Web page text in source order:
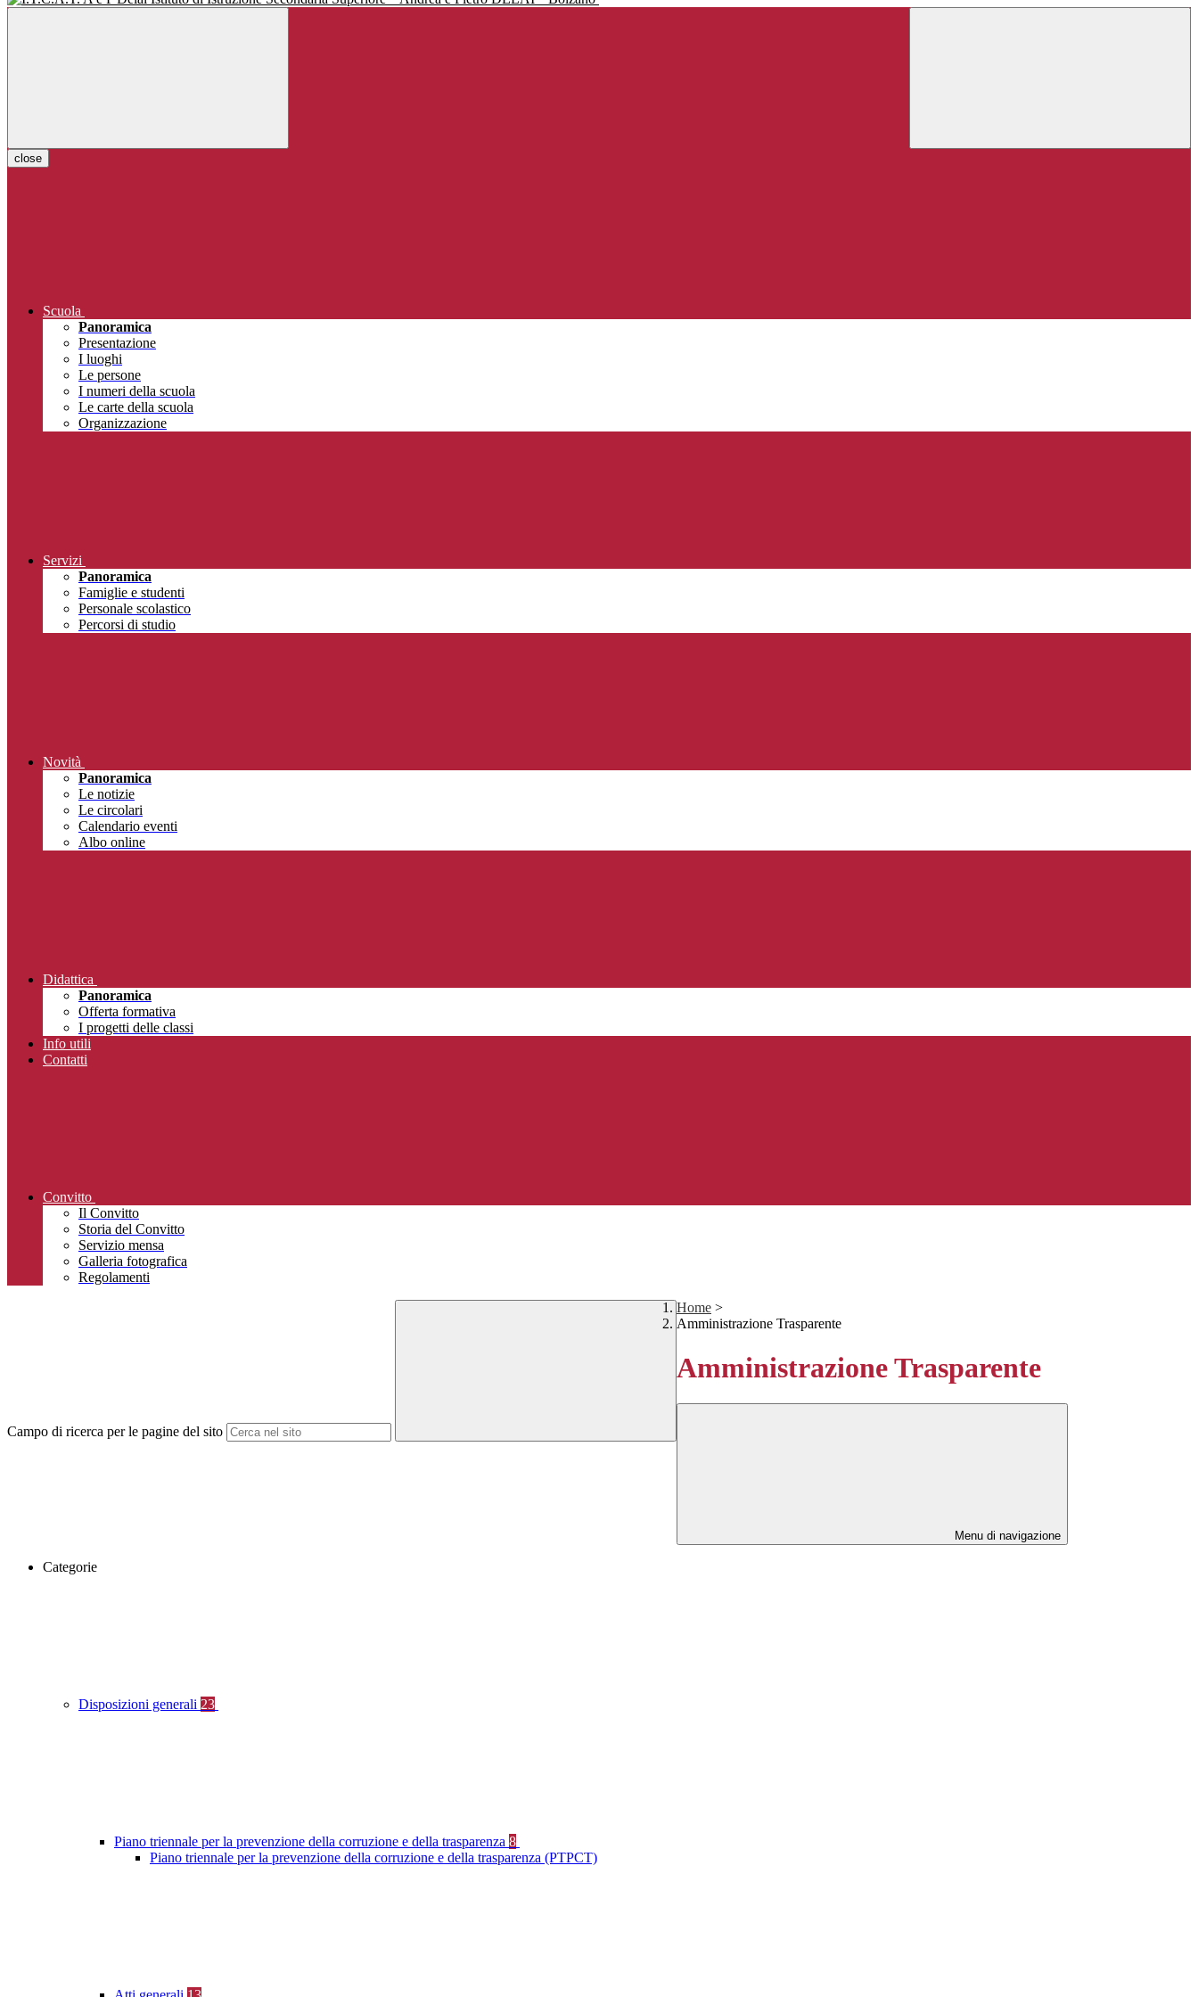
close
Scuola
Panoramica
Presentazione
I luoghi
Le persone
I numeri della scuola
Le carte della scuola
Organizzazione
Servizi
Panoramica
Famiglie e studenti
Personale scolastico
Percorsi di studio
Novità
Panoramica
Le notizie
Le circolari
Calendario eventi
Albo online
Didattica
Panoramica
Offerta formativa
I progetti delle classi
Info utili
Contatti
Convitto
Il Convitto
Storia del Convitto
Servizio mensa
Galleria fotografica
Regolamenti
Campo di ricerca per le pagine del sito
Home >
Amministrazione Trasparente
Amministrazione Trasparente
Menu di navigazione
Categorie
Disposizioni generali 23
Piano triennale per la prevenzione della corruzione e della trasparenza 8
Piano triennale per la prevenzione della corruzione e della trasparenza (PTPCT)